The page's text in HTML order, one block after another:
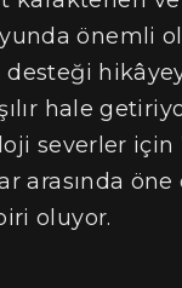
önemli
desteği
hale
severler için
arasında öne
oluyor.